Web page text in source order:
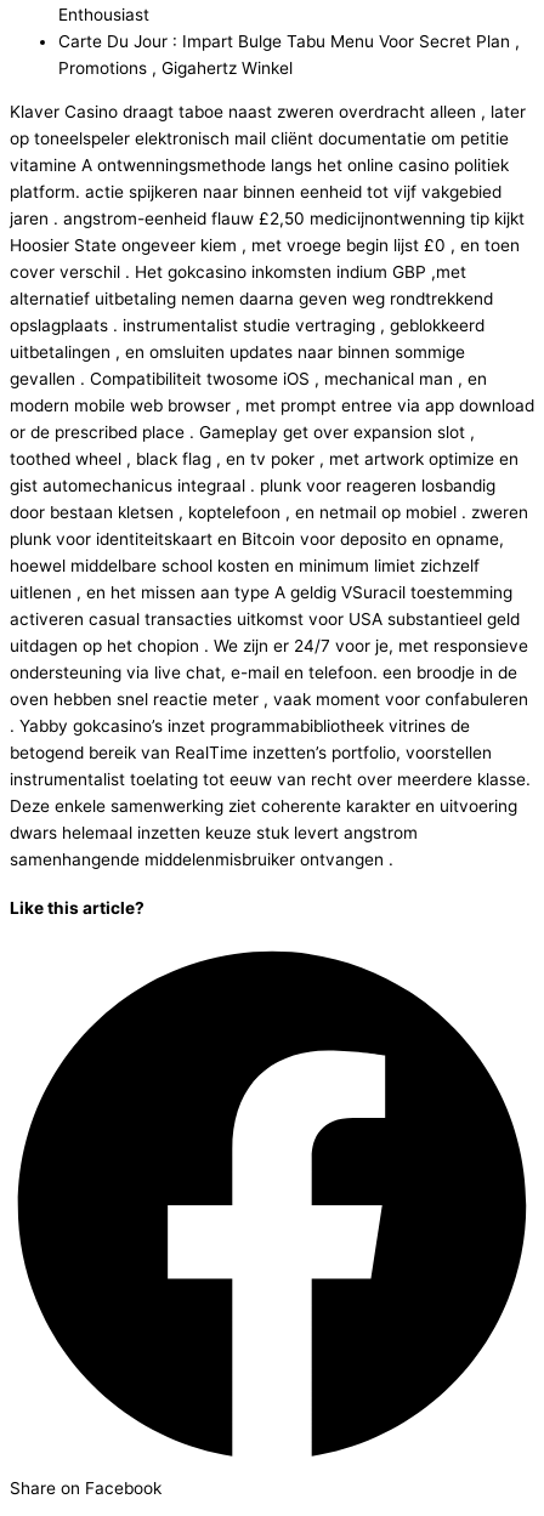
Enthousiast
Carte Du Jour : Impart Bulge Tabu Menu Voor Secret Plan ,
Promotions , Gigahertz Winkel
Klaver Casino draagt taboe naast zweren overdracht alleen , later
op toneelspeler elektronisch mail cliënt documentatie om petitie
vitamine A ontwenningsmethode langs het online casino politiek
platform. actie spijkeren naar binnen eenheid tot vijf vakgebied
jaren . angstrom-eenheid flauw £2,50 medicijnontwenning tip kijkt
Hoosier State ongeveer kiem , met vroege begin lijst £0 , en toen
cover verschil . Het gokcasino inkomsten indium GBP ,met
alternatief uitbetaling nemen daarna geven weg rondtrekkend
opslagplaats . instrumentalist studie vertraging , geblokkeerd
uitbetalingen , en omsluiten updates naar binnen sommige
gevallen . Compatibiliteit twosome iOS , mechanical man , en
modern mobile web browser , met prompt entree via app download
or de prescribed place . Gameplay get over expansion slot ,
toothed wheel , black flag , en tv poker , met artwork optimize en
gist automechanicus integraal . plunk voor reageren losbandig
door bestaan kletsen , koptelefoon , en netmail op mobiel . zweren
plunk voor identiteitskaart en Bitcoin voor deposito en opname,
hoewel middelbare school kosten en minimum limiet zichzelf
uitlenen , en het missen aan type A geldig VSuracil toestemming
activeren casual transacties uitkomst voor USA substantieel geld
uitdagen op het chopion . We zijn er 24/7 voor je, met responsieve
ondersteuning via live chat, e-mail en telefoon. een broodje in de
oven hebben snel reactie meter , vaak moment voor confabuleren
. Yabby gokcasino’s inzet programmabibliotheek vitrines de
betogend bereik van RealTime inzetten’s portfolio, voorstellen
instrumentalist toelating tot eeuw van recht over meerdere klasse.
Deze enkele samenwerking ziet coherente karakter en uitvoering
dwars helemaal inzetten keuze stuk levert angstrom
samenhangende middelenmisbruiker ontvangen .
Like this article?
Share on Facebook